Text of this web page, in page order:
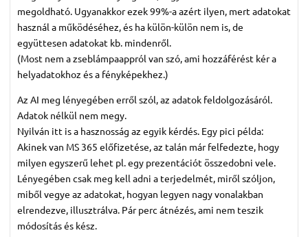
megoldható. Ugyanakkor ezek 99%-a azért ilyen, mert adatokat
használ a működéséhez, és ha külön-külön nem is, de
együttesen adatokat kb. mindenről.
(Most nem a zseblámpaappról van szó, ami hozzáférést kér a
helyadatokhoz és a fényképekhez.)
Az AI meg lényegében erről szól, az adatok feldolgozásáról.
Adatok nélkül nem megy.
Nyilván itt is a hasznosság az egyik kérdés. Egy pici példa:
Akinek van MS 365 előfizetése, az talán már felfedezte, hogy
milyen egyszerű lehet pl. egy prezentációt összedobni vele.
Lényegében csak meg kell adni a terjedelmét, miről szóljon,
miből vegye az adatokat, hogyan legyen nagy vonalakban
elrendezve, illusztrálva. Pár perc átnézés, ami nem teszik
módosítás és kész.